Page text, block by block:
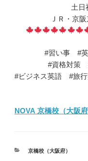
土日
ＪＲ・京
#習い事 #
#資格対策
#ビジネス英語 #旅
NOVA 京橋校（大阪
カ
京橋校（大阪府）